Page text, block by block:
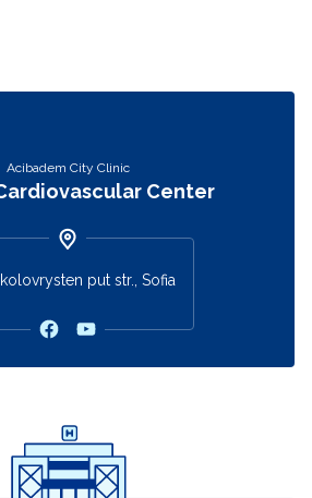
Acibadem City Clinic
Center
put str., Sofia